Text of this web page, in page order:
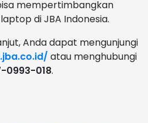
mempertimbangkan
di JBA Indonesia.
Anda dapat mengunjungi
atau menghubungi
0993-018.